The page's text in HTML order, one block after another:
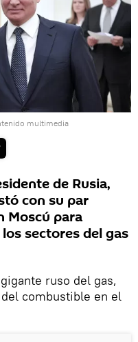
multimedia
de Rusia,
con su par
Moscú para
sectores del gas
ruso del gas,
combustible en el